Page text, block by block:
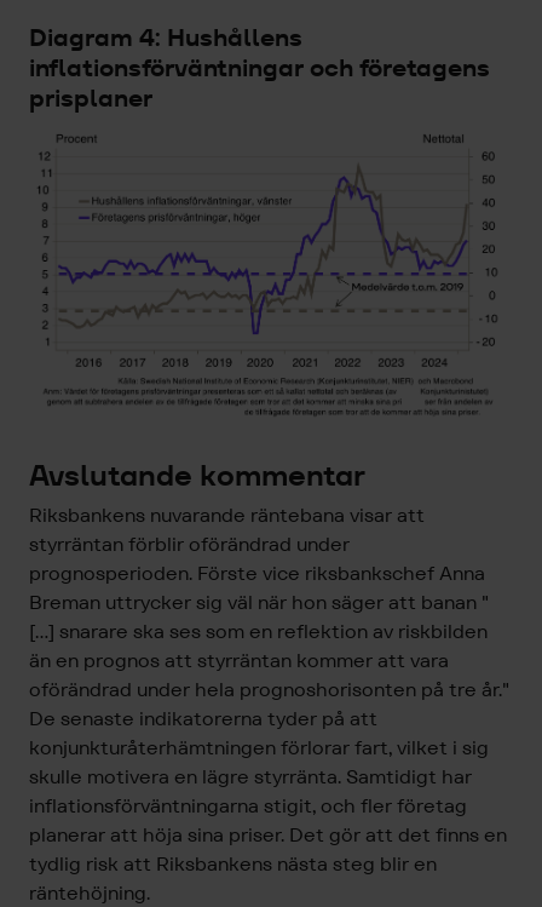
Diagram 4: Hushållens
inflationsförväntningar och företagens
prisplaner
Avslutande kommentar
Riksbankens nuvarande räntebana visar att
styrräntan förblir oförändrad under
prognosperioden. Förste vice riksbankschef Anna
Breman uttrycker sig väl när hon säger att banan "
[...] snarare ska ses som en reflektion av riskbilden
än en prognos att styrräntan kommer att vara
oförändrad under hela prognoshorisonten på tre år."
De senaste indikatorerna tyder på att
konjunkturåterhämtningen förlorar fart, vilket i sig
skulle motivera en lägre styrränta. Samtidigt har
inflationsförväntningarna stigit, och fler företag
planerar att höja sina priser. Det gör att det finns en
tydlig risk att Riksbankens nästa steg blir en
räntehöjning.